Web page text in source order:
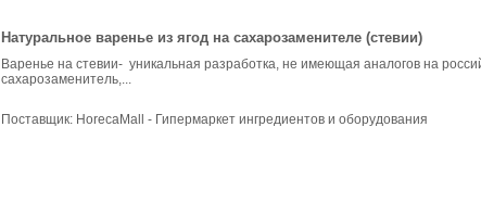
Натуральное варенье из ягод на сахарозаменителе (стевии)
Варенье на стевии- уникальная разработка, не имеющая аналогов на
сахарозаменитель,...
Поставщик: HorecaMall - Гипермаркет ингредиентов и оборудования